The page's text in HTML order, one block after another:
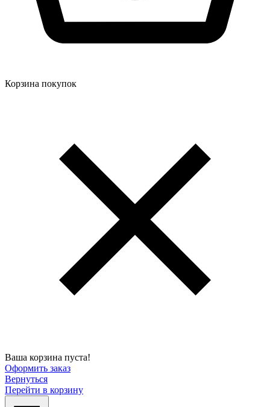
Корзина покупок
Ваша корзина пуста!
Оформить заказ
Вернуться
Перейти в корзину